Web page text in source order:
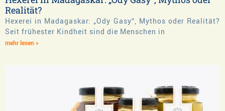
Realität?
Hexerei in Madagaskar: „Ody Gasy“, Mythos oder Realität?
Seit frühester Kindheit sind die Menschen in
mehr lesen »